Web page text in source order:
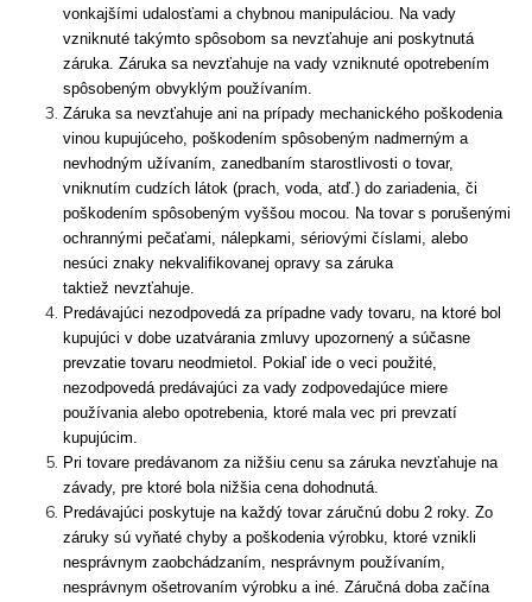
vonkajšími udalosťami a chybnou manipuláciou. Na vady
vzniknuté takýmto spôsobom sa nevzťahuje ani poskytnutá
záruka. Záruka sa nevzťahuje na vady vzniknuté opotrebením
spôsobeným obvyklým používaním.
Záruka sa nevzťahuje ani na prípady mechanického poškodenia
vinou kupujúceho, poškodením spôsobeným nadmerným a
nevhodným užívaním, zanedbaním starostlivosti o tovar,
vniknutím cudzích látok (prach, voda, atď.) do zariadenia, či
poškodením spôsobeným vyššou mocou. Na tovar s porušenými
ochrannými pečaťami, nálepkami, sériovými číslami, alebo
nesúci znaky nekvalifikovanej opravy sa záruka
taktiež nevzťahuje.
Predávajúci nezodpovedá za prípadne vady tovaru, na ktoré bol
kupujúci v dobe uzatvárania zmluvy upozornený a súčasne
prevzatie tovaru neodmietol. Pokiaľ ide o veci použité,
nezodpovedá predávajúci za vady zodpovedajúce miere
používania alebo opotrebenia, ktoré mala vec pri prevzatí
kupujúcim.
Pri tovare predávanom za nižšiu cenu sa záruka nevzťahuje na
závady, pre ktoré bola nižšia cena dohodnutá.
Predávajúci poskytuje na každý tovar záručnú dobu 2 roky. Zo
záruky sú vyňaté chyby a poškodenia výrobku, ktoré vznikli
nesprávnym zaobchádzaním, nesprávnym používaním,
nesprávnym ošetrovaním výrobku a iné. Záručná doba začína